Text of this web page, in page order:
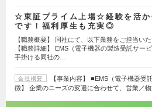
☆東証プライム上場☆経験を活か
です！福利厚生も充実◎
【職務概要】 同社にて、以下業務をご担当いた
【職務詳細】 EMS（電子機器の製造受託サー
手掛ける同社の…
会社概要
【事業内容】 ■EMS（電子機器受
徴】 企業のニーズの変遷に合わせて、営業／